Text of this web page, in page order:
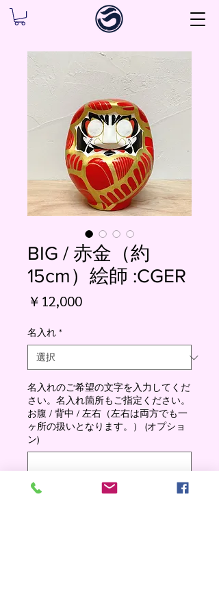
BIG / 赤金（約
15cm）絵師 :CGER
￥12,000価
名入れ *
名入れのご希望の文字を入力してくだ
さい。名入れ箇所もご指定ください。
お腹 / 背中 / 左右（左右は両方でも一
ヶ所の扱いとなります。） (オプショ
ン)
0/500